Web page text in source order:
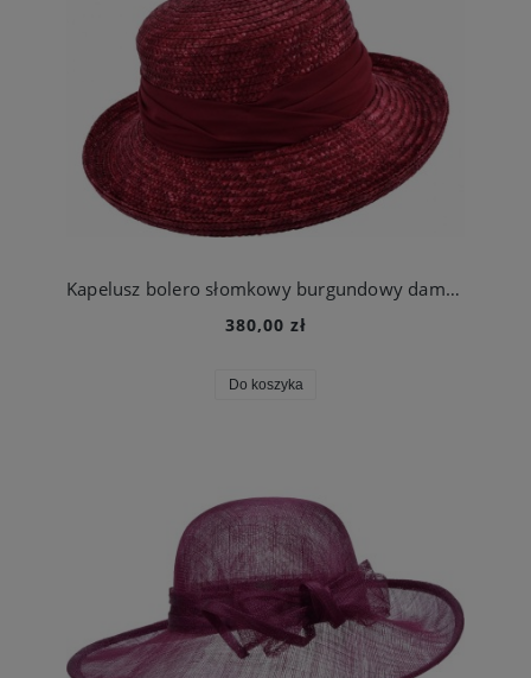
Kapelusz bolero słomkowy burgundowy damski | Seeberger
380,00 zł
Do koszyka